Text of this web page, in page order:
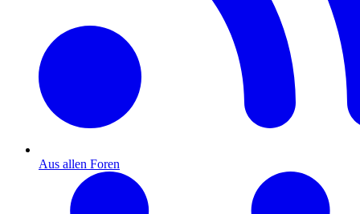
Aus allen Foren